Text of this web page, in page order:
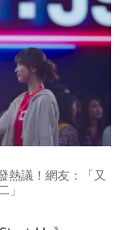
熱議！網友：「又
」